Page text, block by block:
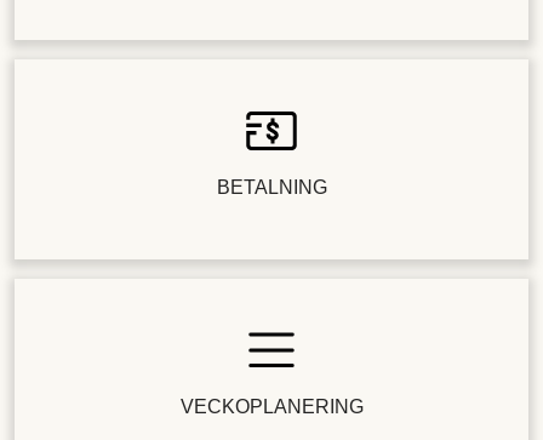
BETALNING
VECKOPLANERING